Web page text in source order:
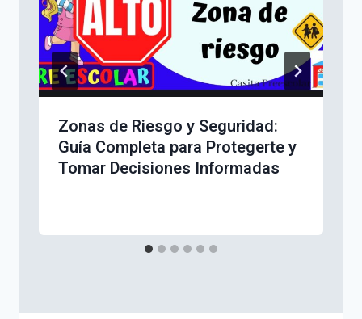
Zonas de Riesgo y Seguridad:
Guía Completa para Protegerte y
Tomar Decisiones Informadas